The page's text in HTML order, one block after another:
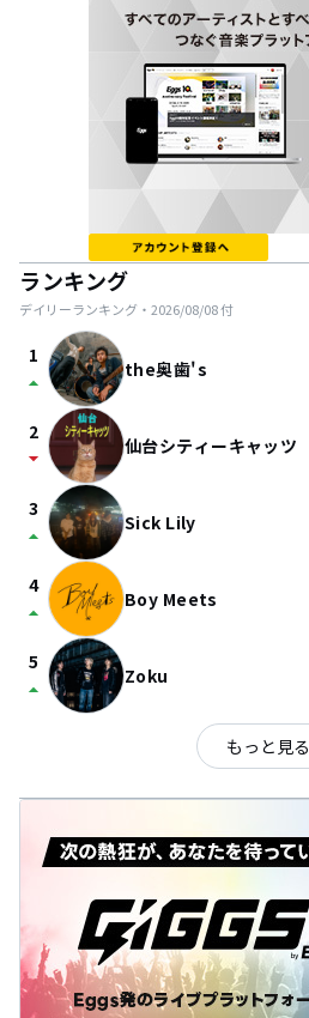
ランキング
デイリーランキング・ 2026/08/08付
1
arrow_drop_up the奥歯's
2
arrow_drop_down 仙台シティーキャッツ
3
arrow_drop_up Sick Lily
4
arrow_drop_up Boy Meets
5
arrow_drop_up Zoku
もっと見る